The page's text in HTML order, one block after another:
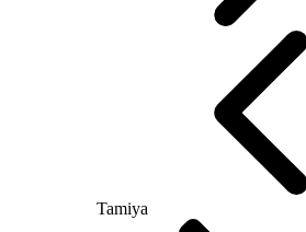
Tamiya